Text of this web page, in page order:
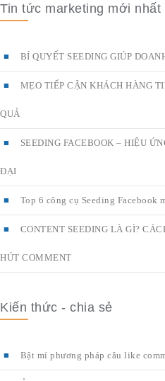
Tin tức marketing mới nhất
BÍ QUYẾT SEEDING GIÚP
MẸO TIẾP CẬN KHÁCH HÀNG
QUẢ
SEEDING FACEBOOK – HIỆU
ĐẠI
Top 6 công cụ Seeding Facebook
CONTENT SEEDING LÀ GÌ?
HÚT COMMENT
Kiến thức - chia sẻ
Bật mí phương pháp câu like